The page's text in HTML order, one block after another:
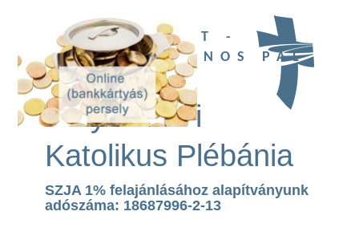
UBI DEUS EST -
SZENT II. JÁNOS PÁL
TEMPLOM
Páty Római
Katolikus Plébánia
SZJA 1% felajánlásához alapítványunk
adószáma: 18687996-2-13